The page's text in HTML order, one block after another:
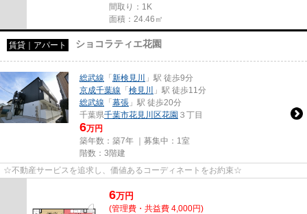
間取り：1K
面積：24.46㎡
賃貸｜アパート ショコラティエ花園
総武線 「新検見川
」駅 徒歩9分
京成千葉線 「検見川
」駅 徒歩11分
総武線 「幕張 」駅 徒歩20分
千葉県千葉市花見川区花園 ３丁目
6万円
築年数：築7年 ｜募集中： 1室
階数：3階建
☆不動産サービスを追求し、価値あるコーディネートをお約束☆
6万円
(管理費・共益費 4,000円)